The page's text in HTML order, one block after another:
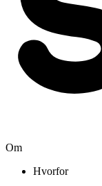
Om
Hvorfor